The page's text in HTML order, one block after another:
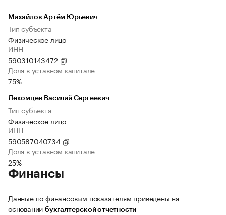
Михайлов Артём Юрьевич
Тип субъекта
Физическое лицо
ИНН
590310143472
Доля в уставном капитале
75%
Лекомцев Василий Сергеевич
Тип субъекта
Физическое лицо
ИНН
590587040734
Доля в уставном капитале
25%
Финансы
Данные по финансовым показателям приведены на
основании бухгалтерской отчетности